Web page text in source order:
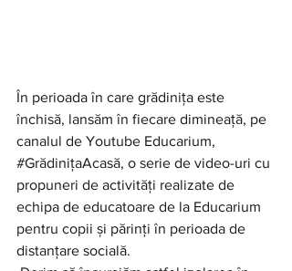
În perioada în care grădinița este
închisă, lansăm în fiecare dimineață, pe
canalul de Youtube Educarium,
#GrădinițaAcasă, o serie de video-uri cu
propuneri de activități realizate de
echipa de educatoare de la Educarium
pentru copii și părinți în perioada de
distanțare socială.